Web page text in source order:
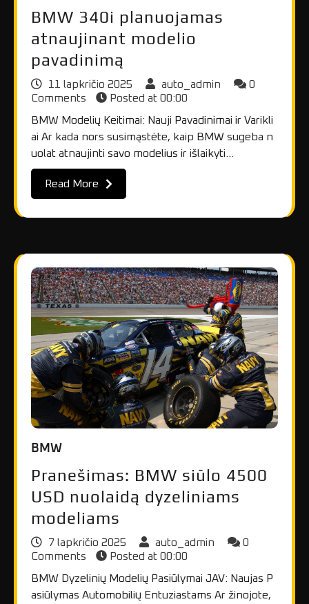
BMW 340i planuojamas
atnaujinant modelio
pavadinimą
11 lapkričio 2025 auto_admin
0
Comments
Posted at 00:00
BMW Modelių Keitimai: Nauji Pavadinimai ir Varikli
ai Ar kada nors susimąstėte, kaip BMW sugeba n
uolat atnaujinti savo modelius ir išlaikyti…
Read More
BMW
Pranešimas: BMW siūlo 4500
USD nuolaidą dyzeliniams
modeliams
7 lapkričio 2025 auto_admin
0
Comments
Posted at 00:00
BMW Dyzelinių Modelių Pasiūlymai JAV: Naujas P
asiūlymas Automobilių Entuziastams Ar žinojote,